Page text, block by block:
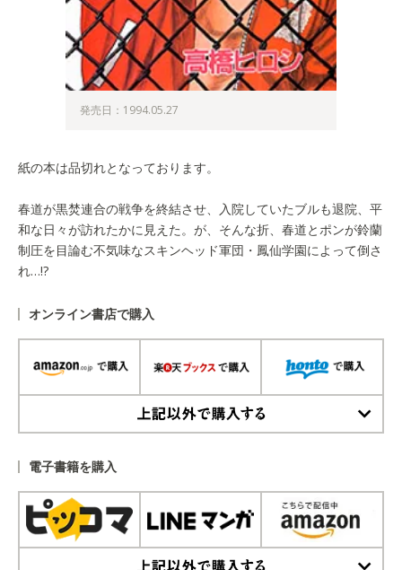
発売日：1994.05.27
紙の本は品切れとなっております。
春道が黒焚連合の戦争を終結させ、入院していたブルも退院、平
和な日々が訪れたかに見えた。が、そんな折、春道とポンが鈴蘭
制圧を目論む不気味なスキンヘッド軍団・鳳仙学園によって倒さ
れ…!?
オンライン書店で購入
電子書籍を購入